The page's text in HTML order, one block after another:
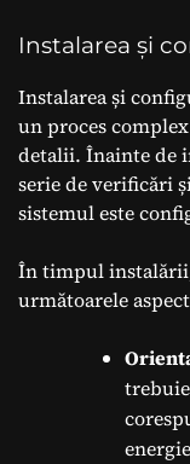
Instalarea și
Instalarea și
un proces
detalii. Înainte de
serie de verificări
sistemul este
În timpul
următoarele